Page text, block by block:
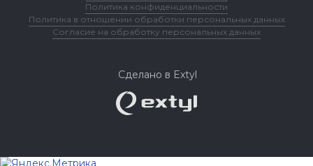
Политика конфиденциальности
Политика в отношении обработки персональных данных
Согласие на обработку персональных данных
Сделано в Extyl